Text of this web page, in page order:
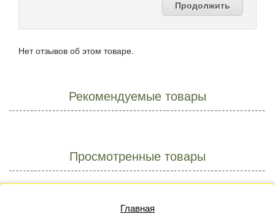
Продолжить
Нет отзывов об этом товаре.
Рекомендуемые товары
Просмотренные товары
Главная